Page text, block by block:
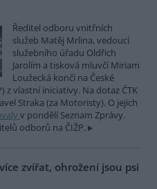
Ředitel odboru vnitřních
služeb Matěj Mrlina, vedoucí
služebního úřadu Oldřich
Jarolím a tisková mluvčí Miriam
Loužecká končí na České
z vlastní iniciativy. Na dotaz ČTK
Straka (za Motoristy). O jejich
v pondělí Seznam Zprávy.
odborů na ČIŽP.
zvířat, ohrožení jsou psi